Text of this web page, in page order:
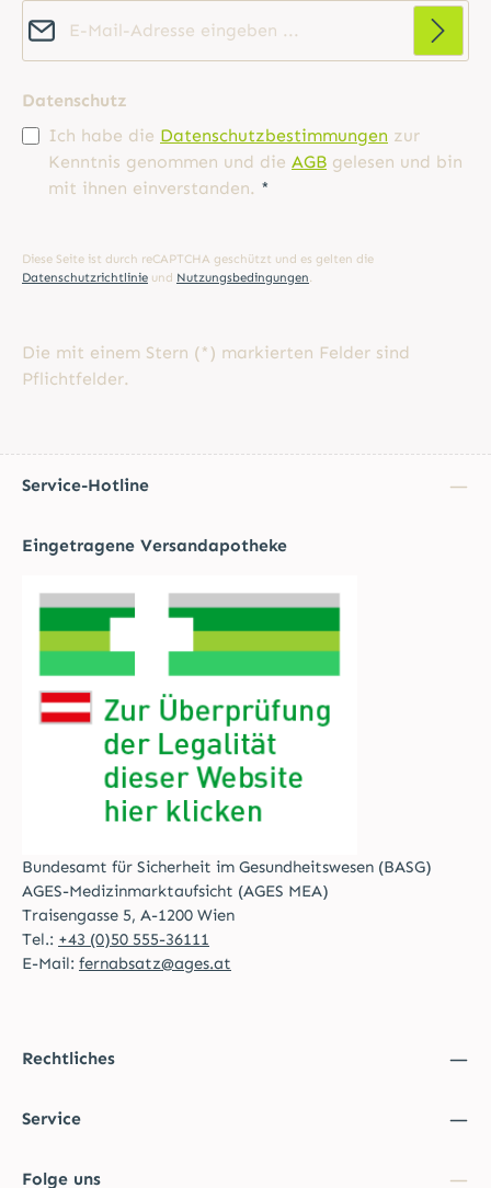
Datenschutz
Ich habe die Datenschutzbestimmungen zur
Kenntnis genommen und die AGB gelesen und bin
mit ihnen einverstanden. *
Diese Seite ist durch reCAPTCHA geschützt und es gelten die
Datenschutzrichtlinie und Nutzungsbedingungen.
Die mit einem Stern (*) markierten Felder sind
Pflichtfelder.
Service-Hotline
Eingetragene Versandapotheke
Bundesamt für Sicherheit im Gesundheitswesen (BASG)
AGES-Medizinmarktaufsicht (AGES MEA)
Traisengasse 5, A-1200 Wien
Tel.: +43 (0)50 555-36111
E-Mail: fernabsatz@ages.at
Rechtliches
Service
Folge uns